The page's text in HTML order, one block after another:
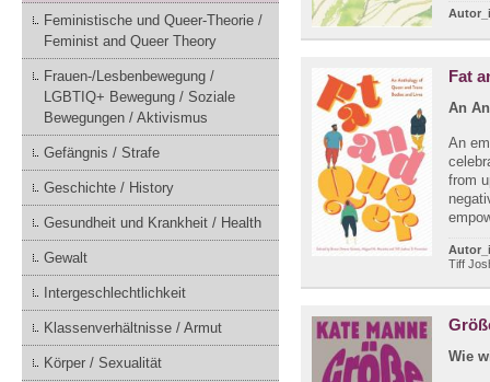
Feministische und Queer-Theorie /
Feminist and Queer Theory
Frauen-/Lesbenbewegung /
LGBTIQ+ Bewegung / Soziale
Bewegungen / Aktivismus
Gefängnis / Strafe
Geschichte / History
Gesundheit und Krankheit / Health
Gewalt
Intergeschlechtlichkeit
Klassenverhältnisse / Armut
Körper / Sexualität
Fat
An
An
from
Tiff
Wie